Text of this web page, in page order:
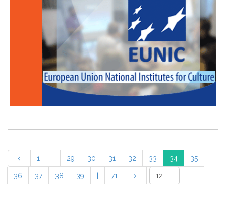
1 29 30 31 32 33 34 35
36 37 38 39 71